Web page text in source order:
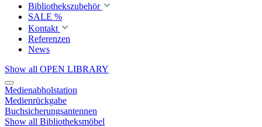
Bibliothekszubehör
SALE %
Kontakt
Referenzen
News
Show all OPEN LIBRARY
Medienabholstation
Medienrückgabe
Buchsicherungsantennen
Show all Bibliotheksmöbel